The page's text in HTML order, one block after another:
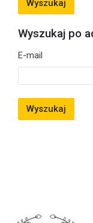
Wyszukaj
Wyszukaj po
E-mail